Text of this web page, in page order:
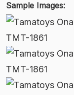
Sample Images: